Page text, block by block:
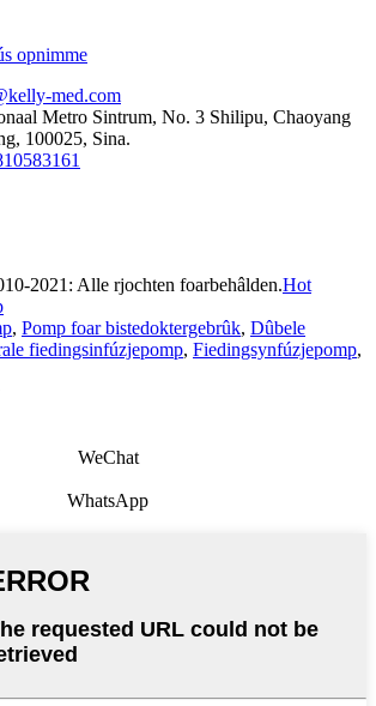
opnimme
med.com
Metro Sintrum, No. 3 Shilipu, Chaoyang
100025, Sina.
2021: Alle rjochten foarbehâlden.Hot
, Pomp foar bistedoktergebrûk, Dûbele
fiedingsinfúzjepomp, Fiedingsynfúzjepomp,
WeChat
WhatsApp